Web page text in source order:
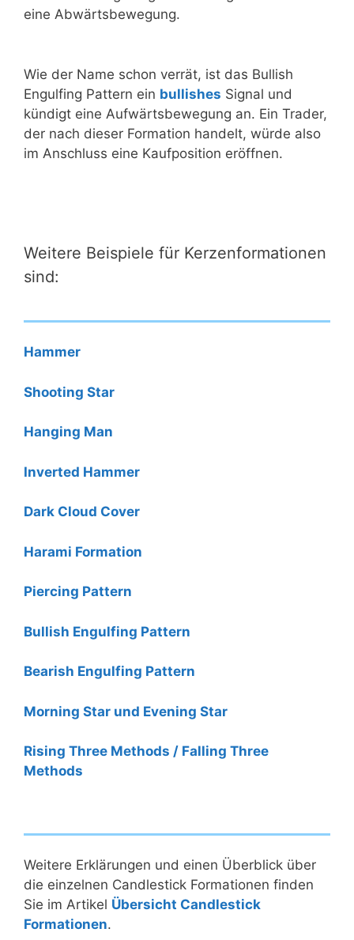
eine Abwärtsbewegung.
Wie der Name schon verrät, ist das Bullish
Engulfing Pattern ein bullishes Signal und
kündigt eine Aufwärtsbewegung an. Ein Trader,
der nach dieser Formation handelt, würde also
im Anschluss eine Kaufposition eröffnen.
Weitere Beispiele für Kerzenformationen
sind:
Hammer
Shooting Star
Hanging Man
Inverted Hammer
Dark Cloud Cover
Harami Formation
Piercing Pattern
Bullish Engulfing Pattern
Bearish Engulfing Pattern
Morning Star und Evening Star
Rising Three Methods / Falling Three
Methods
Weitere Erklärungen und einen Überblick über
die einzelnen Candlestick Formationen finden
Sie im Artikel Übersicht Candlestick
Formationen.